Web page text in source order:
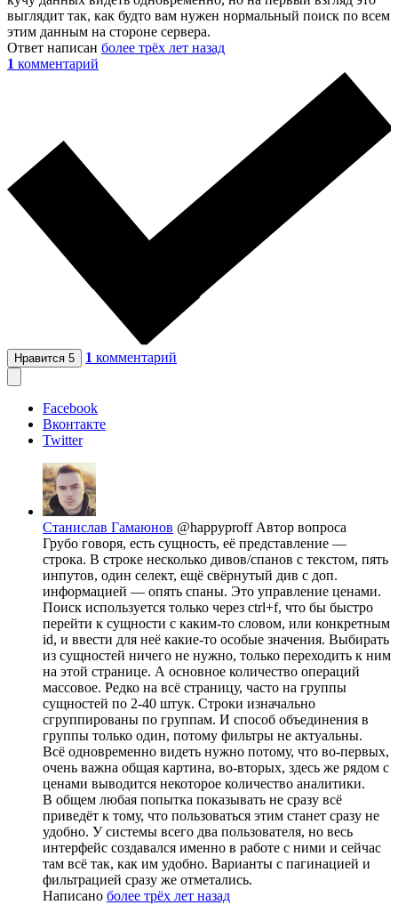
выглядит так, как будто вам нужен нормальный поиск по всем
этим данным на стороне сервера.
Ответ написан более трёх лет назад
1 комментарий
Нравится 5 1 комментарий
Facebook
Вконтакте
Twitter
Станислав Гамаюнов @happyproff Автор вопроса
Грубо говоря, есть сущность, её представление —
строка. В строке несколько дивов/спанов с текстом, пять
инпутов, один селект, ещё свёрнутый див с доп.
информацией — опять спаны. Это управление ценами.
Поиск используется только через ctrl+f, что бы быстро
перейти к сущности с каким-то словом, или конкретным
id, и ввести для неё какие-то особые значения. Выбирать
из сущностей ничего не нужно, только переходить к ним
на этой странице. А основное количество операций
массовое. Редко на всё страницу, часто на группы
сущностей по 2-40 штук. Строки изначально
сгруппированы по группам. И способ объединения в
группы только один, потому фильтры не актуальны.
Всё одновременно видеть нужно потому, что во-первых,
очень важна общая картина, во-вторых, здесь же рядом с
ценами выводится некоторое количество аналитики.
В общем любая попытка показывать не сразу всё
приведёт к тому, что пользоваться этим станет сразу не
удобно. У системы всего два пользователя, но весь
интерфейс создавался именно в работе с ними и сейчас
там всё так, как им удобно. Варианты с пагинацией и
фильтрацией сразу же отметались.
Написано более трёх лет назад